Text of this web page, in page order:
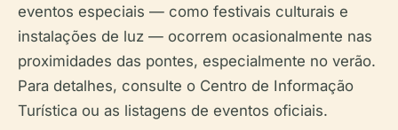
eventos especiais — como festivais culturais e
instalações de luz — ocorrem ocasionalmente nas
proximidades das pontes, especialmente no verão.
Para detalhes, consulte o Centro de Informação
Turística ou as listagens de eventos oficiais.